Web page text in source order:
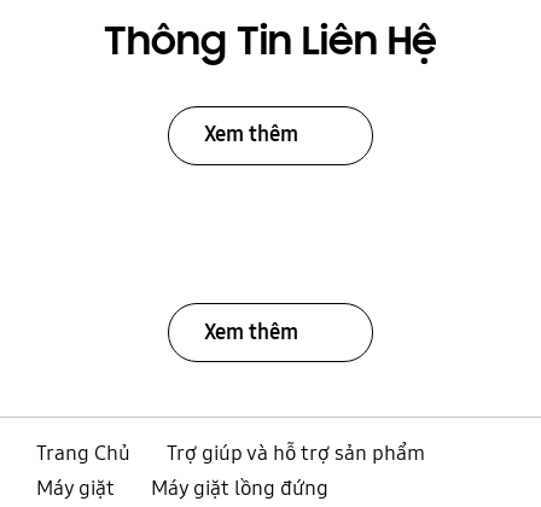
Thông Tin Liên Hệ
Xem thêm
Xem thêm
Trang Chủ
Trợ giúp và hỗ trợ sản phẩm
Máy giặt
Máy giặt lồng đứng